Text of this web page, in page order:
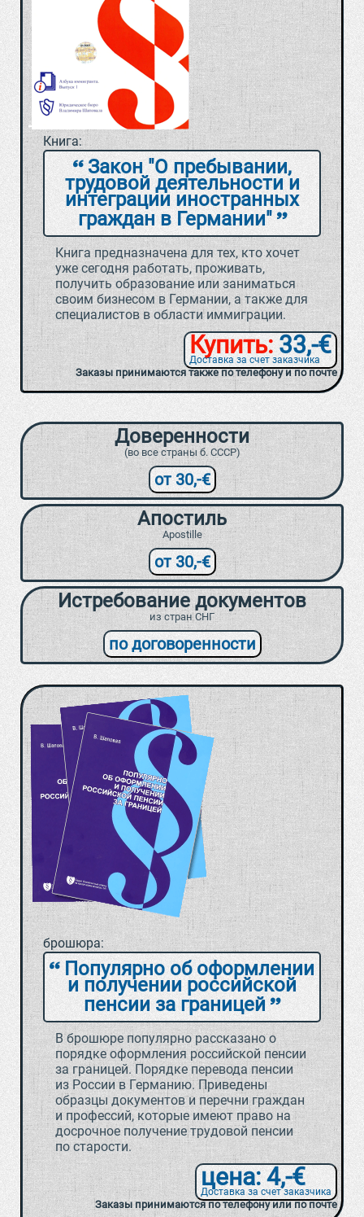
Книга:
Закон "О пребывании,
трудовой деятельности и
интеграции иностранных
граждан в Германии"
Книга предназначена для тех, кто хочет
уже сегодня работать, проживать,
получить образование или заниматься
своим бизнесом в Германии, а также для
специалистов в области иммиграции.
Купить: 33,-€
Доставка за счет заказчика
Заказы принимаются также по телефону и по почте
Доверенности
(во все страны б. СССР)
от 30,-€
Апостиль
Apostille
от 30,-€
Истребование документов
из стран СНГ
по договоренности
брошюра:
Популярно об оформлении
и получении российской
пенсии за границей
В брошюре популярно рассказано о
порядке оформления российской пенсии
за границей. Порядке перевода пенсии
из России в Германию. Приведены
образцы документов и перечни граждан
и профессий, которые имеют право на
досрочное получение трудовой пенсии
по старости.
цена: 4,-€
Доставка за счет заказчика
Заказы принимаются по телефону или по почте